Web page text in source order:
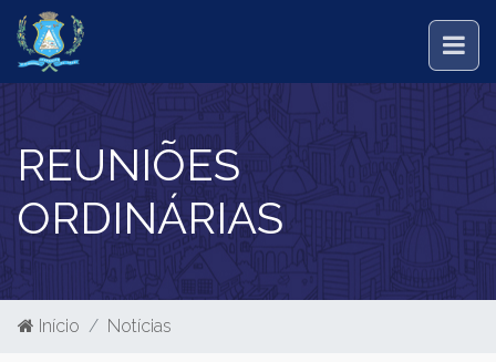
REUNIÕES
ORDINÁRIAS
Início Notícias